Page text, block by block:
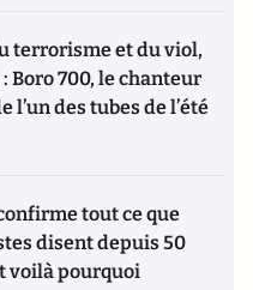
terrorisme et du viol,
Boro 700, le chanteur
l’un des tubes de l’été
tout ce que
disent depuis 50
voilà pourquoi